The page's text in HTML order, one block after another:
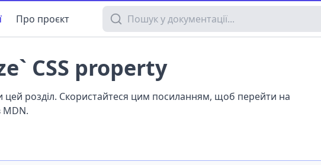
Про проєкт Пошук у документації
CSS property
розділ. Скористайтеся цим посиланням, щоб перейти на
MDN.